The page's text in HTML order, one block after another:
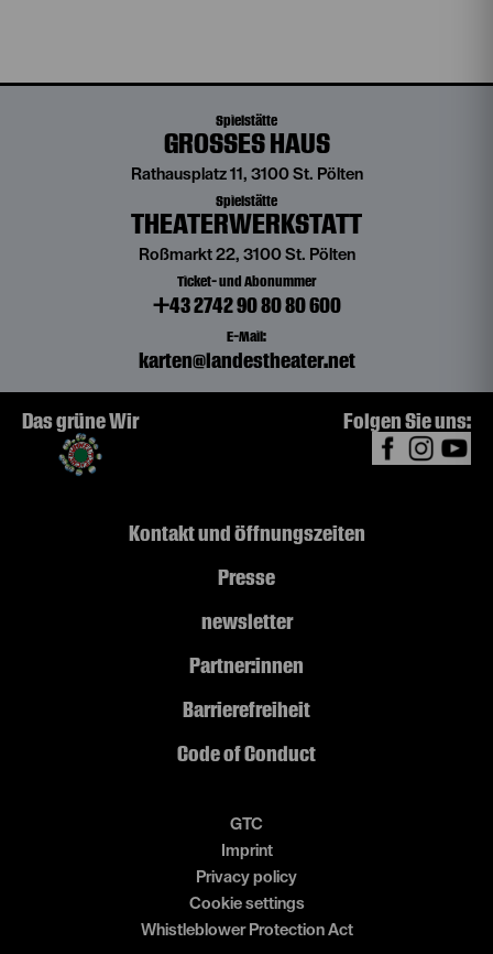
Spielstätte
GROSSES HAUS
Rathausplatz 11, 3100 St. Pölten
Spielstätte
THEATERWERKSTATT
Roßmarkt 22, 3100 St. Pölten
Ticket- und Abonummer
+43 2742 90 80 80 600
E-Mail:
karten@landestheater.net
Das grüne Wir Folgen Sie uns:
Kontakt und Öffnungszeiten
Presse
newsletter
Partner:innen
Barrierefreiheit
Code of Conduct
GTC
Imprint
Privacy policy
Cookie settings
Whistleblower Protection Act